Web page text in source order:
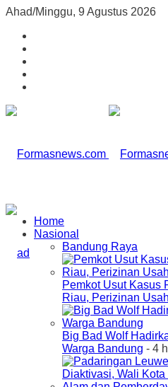
Ahad/Minggu, 9 Agustus 2026
Home
Nasional
Bandung Raya
Pemkot Usut Kasus
Riau, Perizinan
Big Bad Wolf
Warga Bandung - 4